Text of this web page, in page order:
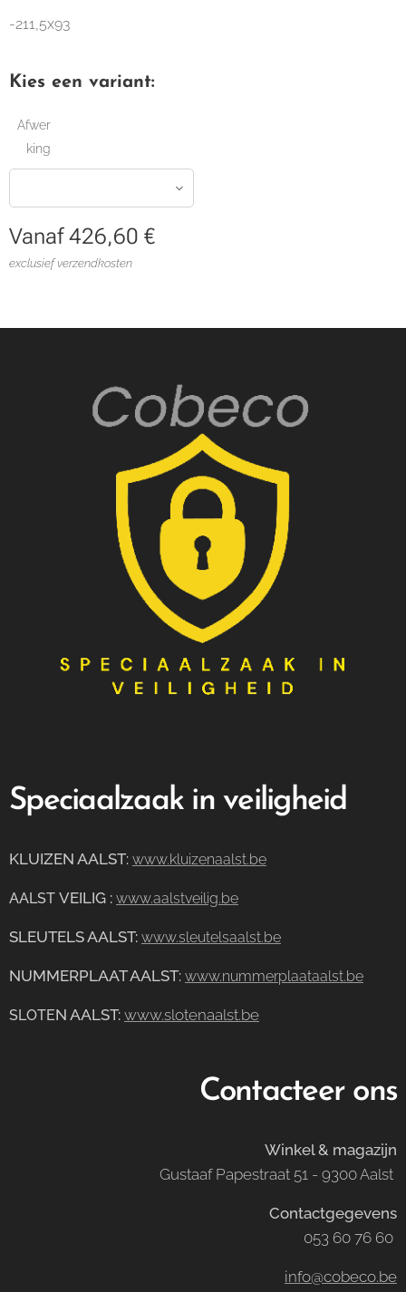
-211,5x93
Kies een variant:
Afwer
king
Vanaf426,60 €
exclusief verzendkosten
Speciaalzaak in veiligheid
KLUIZEN AALST: www.kluizenaalst.be
AALST VEILIG : www.aalstveilig.be
SLEUTELS AALST: www.sleutelsaalst.be
NUMMERPLAAT AALST: www.nummerplaataalst.be
SLOTEN AALST: www.slotenaalst.be
Contacteer ons
Winkel & magazijn
Gustaaf Papestraat 51 - 9300 Aalst
Contactgegevens
053 60 76 60
info@cobeco.be